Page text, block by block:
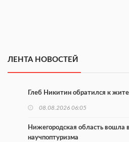
ЛЕНТА НОВОСТЕЙ
Глеб Никитин обратился к
08.08.2026 06:05
Нижегородская область вошла
научпоптуризма